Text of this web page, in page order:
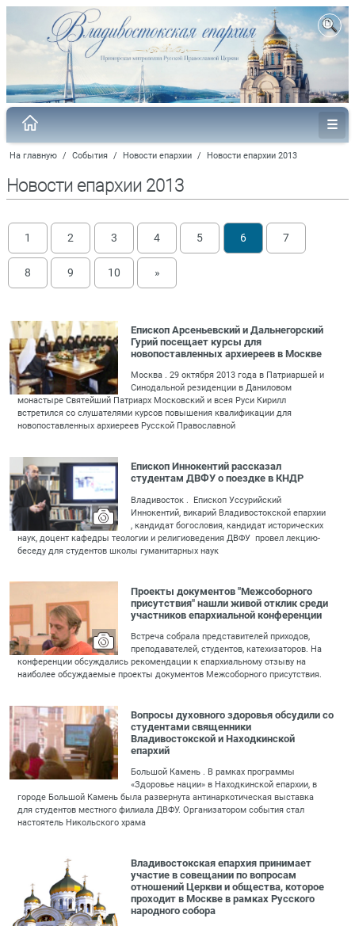
На главную / События / Новости епархии / Новости епархии 2013
Новости епархии 2013
1 2 3 4 5 6 7
8 9 10 »
Епископ Арсеньевский и Дальнегорский
Гурий посещает курсы для
новопоставленных архиереев в Москве
Москва . 29 октября 2013 года в Патриаршей и
Синодальной резиденции в Даниловом
монастыре Святейший Патриарх Московский и всея Руси Кирилл
встретился со слушателями курсов повышения квалификации для
новопоставленных архиереев Русской Православной
Епископ Иннокентий рассказал
студентам ДВФУ о поездке в КНДР
Владивосток . Епископ Уссурийский
Иннокентий, викарий Владивостокской епархии
, кандидат богословия, кандидат исторических
наук, доцент кафедры теологии и религиоведения ДВФУ провел лекцию-
беседу для студентов школы гуманитарных наук
Проекты документов "Межсоборного
присутствия" нашли живой отклик среди
участников епархиальной конференции
Встреча собрала представителей приходов,
преподавателей, студентов, катехизаторов. На
конференции обсуждались рекомендации к епархиальному отзыву на
наиболее обсуждаемые проекты документов Межсоборного присутствия.
Вопросы духовного здоровья обсудили со
студентами священники
Владивостокской и Находкинской
епархий
Большой Камень . В рамках программы
«Здоровье нации» в Находкинской епархии, в
городе Большой Камень была развернута антинаркотическая выставка
для студентов местного филиала ДВФУ. Организатором события стал
настоятель Никольского храма
Владивостокская епархия принимает
участие в совещании по вопросам
отношений Церкви и общества, которое
проходит в Москве в рамках Русского
народного собора